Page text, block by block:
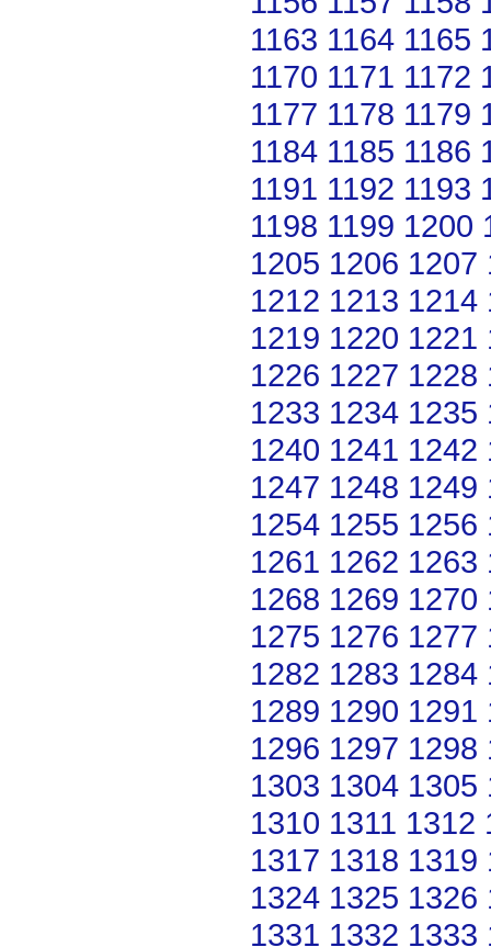
1163 1164 1165
1170 1171 1172
1177 1178 1179
1184 1185 1186
1191 1192 1193
1198 1199 1200
1205 1206 1207
1212 1213 1214
1219 1220 1221
1226 1227 1228
1233 1234 1235
1240 1241 1242
1247 1248 1249
1254 1255 1256
1261 1262 1263
1268 1269 1270
1275 1276 1277
1282 1283 1284
1289 1290 1291
1296 1297 1298
1303 1304 1305
1310 1311 1312
1317 1318 1319
1324 1325 1326
1331 1332 1333